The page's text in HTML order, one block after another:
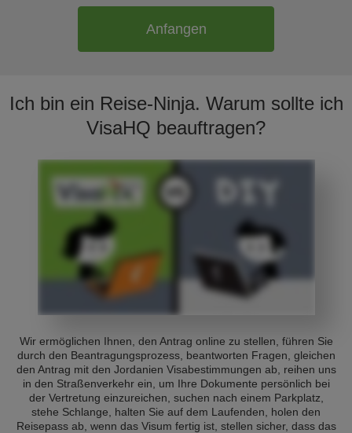
Anfangen
Ich bin ein Reise-Ninja. Warum sollte ich
VisaHQ beauftragen?
Wir ermöglichen Ihnen, den Antrag online zu stellen, führen Sie
durch den Beantragungsprozess, beantworten Fragen, gleichen
den Antrag mit den Jordanien Visabestimmungen ab, reihen uns
in den Straßenverkehr ein, um Ihre Dokumente persönlich bei
der Vertretung einzureichen, suchen nach einem Parkplatz,
stehe Schlange, halten Sie auf dem Laufenden, holen den
Reisepass ab, wenn das Visum fertig ist, stellen sicher, dass das